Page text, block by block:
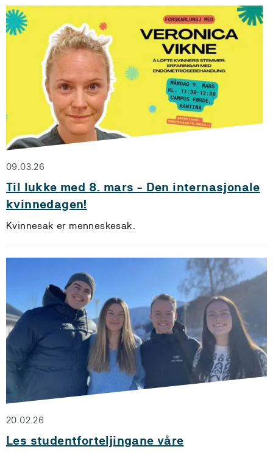
09.03.26
Til lukke med 8. mars - Den internasjonale
kvinnedagen!
Kvinnesak er menneskesak.
20.02.26
Les studentforteljingane våre